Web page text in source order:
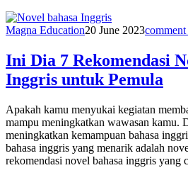
Magna Education20 June 2023
Ini Dia 7 Rekomendasi
Inggris untuk Pemula
Apakah kamu menyukai kegiatan
mampu meningkatkan wawasan kamu.
meningkatkan kemampuan bahasa
bahasa inggris yang menarik adalah
rekomendasi novel bahasa inggris yang